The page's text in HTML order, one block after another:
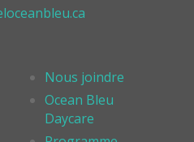
Nous joindre
Ocean Bleu
Daycare